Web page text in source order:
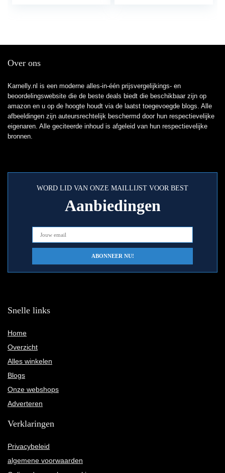
Over ons
Karnelly.nl is een moderne alles-in-één prijsvergelijkings- en
beoordelingswebsite die de beste deals biedt die beschikbaar zijn op
amazon en u op de hoogte houdt via de laatst toegevoegde blogs. Alle
afbeeldingen zijn auteursrechtelijk beschermd door hun respectievelijke
eigenaren. Alle geciteerde inhoud is afgeleid van hun respectievelijke
bronnen.
WORD LID VAN ONZE MAILLIJST VOOR BEST
Aanbiedingen
Snelle links
Home
Overzicht
Alles winkelen
Blogs
Onze webshops
Adverteren
Verklaringen
Privacybeleid
algemene voorwaarden